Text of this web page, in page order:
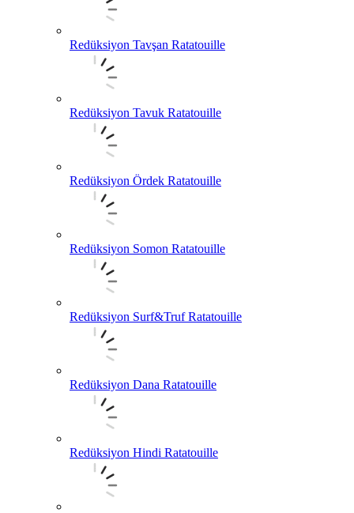
Redüksiyon Tavşan Ratatouille
Redüksiyon Tavuk Ratatouille
Redüksiyon Ördek Ratatouille
Redüksiyon Somon Ratatouille
Redüksiyon Surf&Truf Ratatouille
Redüksiyon Dana Ratatouille
Redüksiyon Hindi Ratatouille